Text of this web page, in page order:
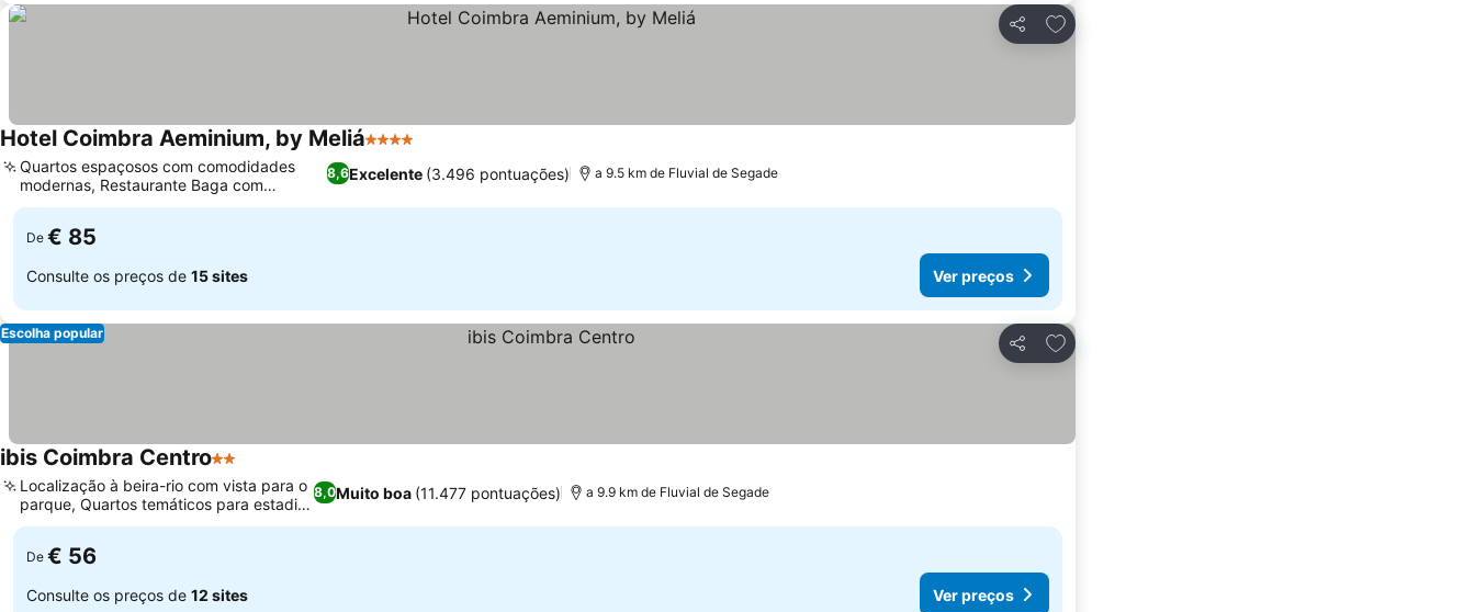
Partilhar
Adicionar aos favoritos
Hotel Coimbra Aeminium, by Meliá4 Estrelas
8,6Excelente (3.496 pontuações)
Quartos espaçosos com comodidades
modernas, Restaurante Baga com
culinária portuguesa
a 9.5 km de Fluvial de Segade
De € 85
Consulte os preços de 15 sites Ver preços
Partilhar
Adicionar aos favoritos
Escolha popular
ibis Coimbra Centro2 Estrelas
8,0Muito boa (11.477 pontuações)
Localização à beira-rio com vista para o
parque, Quartos temáticos para estadias
únicas
a 9.9 km de Fluvial de Segade
De € 56
Consulte os preços de 12 sites Ver preços